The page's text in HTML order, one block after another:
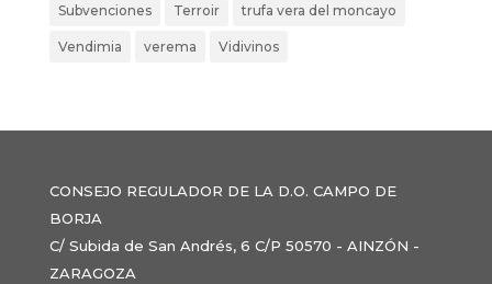
Subvenciones Terroir trufa vera del moncayo
Vendimia verema Vidivinos
CONSEJO REGULADOR DE LA D.O. CAMPO DE
BORJA
C/ Subida de San Andrés, 6 C/P 50570 - AINZÓN -
ZARAGOZA